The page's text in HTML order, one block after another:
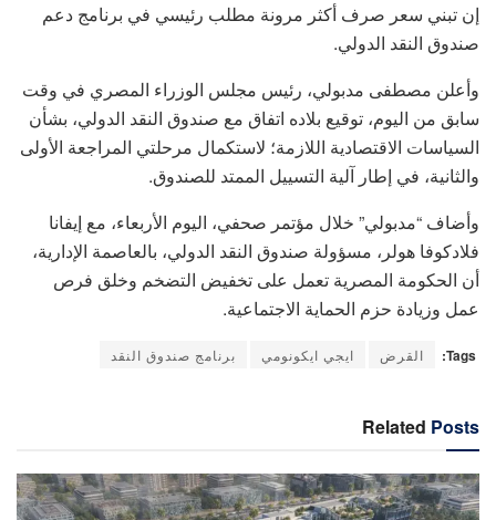
إن تبني سعر صرف أكثر مرونة مطلب رئيسي في برنامج دعم
صندوق النقد الدولي.
وأعلن مصطفى مدبولي، رئيس مجلس الوزراء المصري في وقت
سابق من اليوم، توقيع بلاده اتفاق مع صندوق النقد الدولي، بشأن
السياسات الاقتصادية اللازمة؛ لاستكمال مرحلتي المراجعة الأولى
والثانية، في إطار آلية التسييل الممتد للصندوق.
وأضاف “مدبولي” خلال مؤتمر صحفي، اليوم الأربعاء، مع إيفانا
فلادكوفا هولر، مسؤولة صندوق النقد الدولي، بالعاصمة الإدارية،
أن الحكومة المصرية تعمل على تخفيض التضخم وخلق فرص
عمل وزيادة حزم الحماية الاجتماعية.
Tags: القرض ايجي ايكونومي برنامج صندوق النقد
Related Posts